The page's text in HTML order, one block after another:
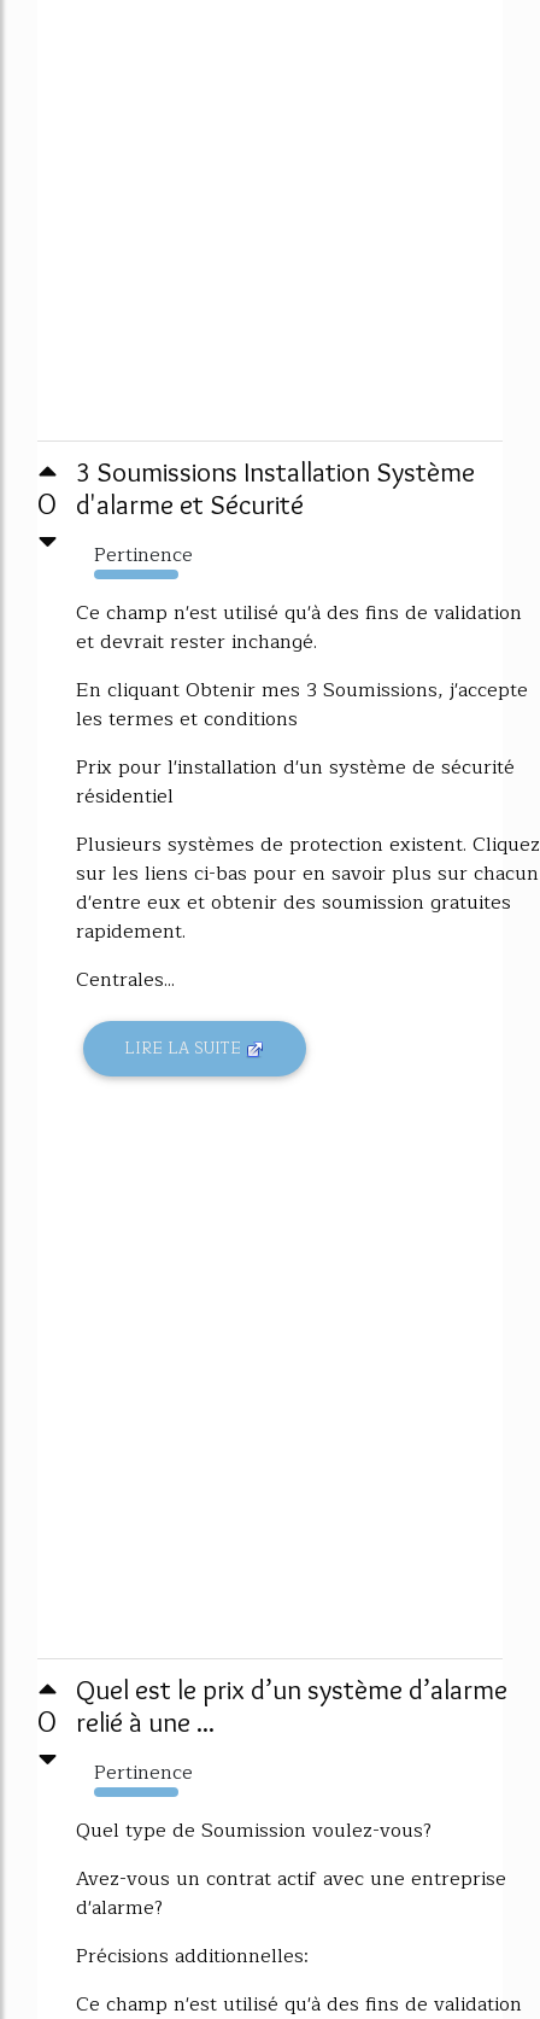
0
3 Soumissions Installation Système
d'alarme et Sécurité
Pertinence
18363%
Ce champ n'est utilisé qu'à des fins de validation
et devrait rester inchangé.
En cliquant Obtenir mes 3 Soumissions, j'accepte
les termes et conditions
Prix pour l'installation d'un système de sécurité
résidentiel
Plusieurs systèmes de protection existent. Cliquez
sur les liens ci-bas pour en savoir plus sur chacun
d'entre eux et obtenir des soumission gratuites
rapidement.
Centrales...
LIRE LA SUITE
0
Quel est le prix d’un système d’alarme
relié à une ...
Pertinence
10916%
Quel type de Soumission voulez-vous?
Avez-vous un contrat actif avec une entreprise
d'alarme?
Précisions additionnelles:
Ce champ n'est utilisé qu'à des fins de validation